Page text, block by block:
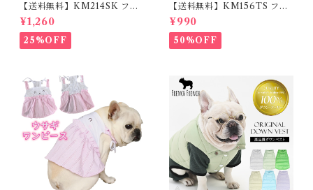
【送料無料】KM214SK フレ
ブル 女の子 スカート ワンピー
ス夏 フリル 犬服 ドックウェア
¥1,260
25%OFF
【送料無料】KM156TS フレ
ブル Tシャツ フレンチブルド
ック レモン柄 犬服 ドックウェ
ア
¥990
50%OFF